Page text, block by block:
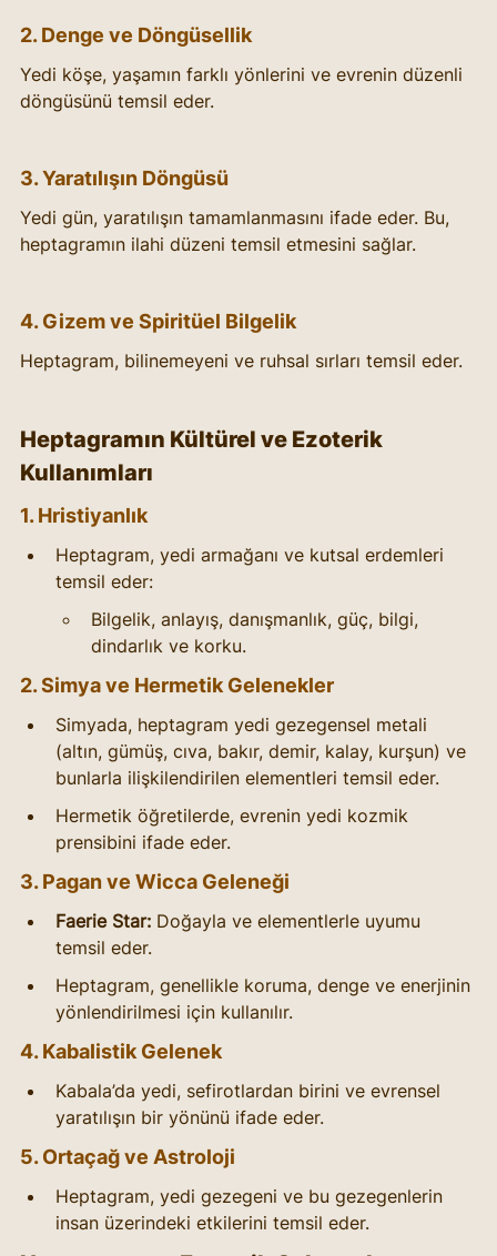
2. Denge ve Döngüsellik
Yedi köşe, yaşamın farklı yönlerini ve evrenin düzenli
döngüsünü temsil eder.
3. Yaratılışın Döngüsü
Yedi gün, yaratılışın tamamlanmasını ifade eder. Bu,
heptagramın ilahi düzeni temsil etmesini sağlar.
4. Gizem ve Spiritüel Bilgelik
Heptagram, bilinemeyeni ve ruhsal sırları temsil eder.
Heptagramın Kültürel ve Ezoterik
Kullanımları
1. Hristiyanlık
Heptagram, yedi armağanı ve kutsal erdemleri
temsil eder:
Bilgelik, anlayış, danışmanlık, güç, bilgi,
dindarlık ve korku.
2. Simya ve Hermetik Gelenekler
Simyada, heptagram yedi gezegensel metali
(altın, gümüş, cıva, bakır, demir, kalay, kurşun) ve
bunlarla ilişkilendirilen elementleri temsil eder.
Hermetik öğretilerde, evrenin yedi kozmik
prensibini ifade eder.
3. Pagan ve Wicca Geleneği
Faerie Star: Doğayla ve elementlerle uyumu
temsil eder.
Heptagram, genellikle koruma, denge ve enerjinin
yönlendirilmesi için kullanılır.
4. Kabalistik Gelenek
Kabala’da yedi, sefirotlardan birini ve evrensel
yaratılışın bir yönünü ifade eder.
5. Ortaçağ ve Astroloji
Heptagram, yedi gezegeni ve bu gezegenlerin
insan üzerindeki etkilerini temsil eder.